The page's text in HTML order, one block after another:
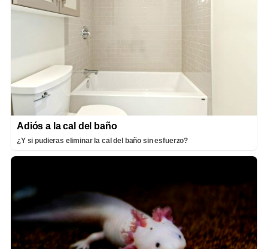
Adiós a la cal del baño
¿Y si pudieras eliminar la cal del baño sin esfuerzo?